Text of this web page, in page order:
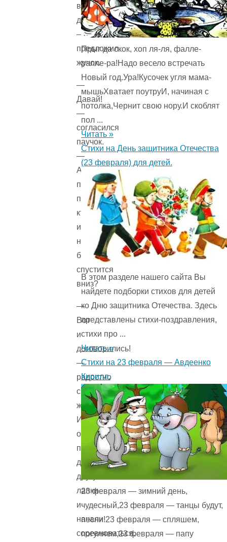
верху
дерева?
–
предложил
жучок.
—
Давай!
—
согласился
паучок.
—
А
потом
проверим,
кто
из
нас
быстрее
спустится
вниз?
—
Вот
и
договорились!
—
радостно
сказал
жучок.
И
они
пожали
друг
другу
лапки
и
начали
соревноваться.
Прыг да скок, хоп ля-ля, фалле-
ралле-ра!Надо весело встречать
Новый год.Ура!Кусочек угля мама-
мышьХватает поутруИ, начиная с
потолка,Чернит свою нору.И скоблят
пол ...
Читать »
Стихи на День защитника Отечества
(23 февраля) для детей.
В этом разделе нашего сайта Вы
найдете подборки стихов для детей
ко Дню защитника Отечества. Здесь
представлены стихи-поздравления,
стихи про ...
Читать »
Стихи на 23 февраля — Авдеенко
Кирилл.
23 февраля — зимний день,
чудесный,23 февраля — танцы будут,
песни!23 февраля — спляшем,
погуляем,23 февраля — папу